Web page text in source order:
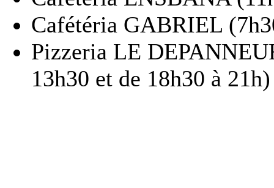
Cafétéria GABRIEL
Pizzeria LE
13h30 et de 18h30 à 21h)